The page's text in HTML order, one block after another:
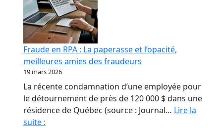
Fraude en RPA : La paperasse et l’opacité,
meilleures amies des fraudeurs
19 mars 2026
La récente condamnation d’une employée pour
le détournement de près de 120 000 $ dans une
résidence de Québec (source : Journal… Lire la
suite :